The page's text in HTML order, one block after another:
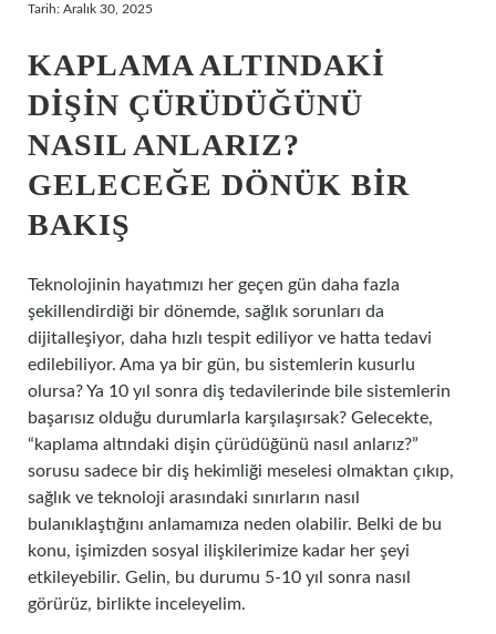
Tarih: Aralık 30, 2025
KAPLAMA ALTINDAKI
DIŞIN ÇÜRÜDÜĞÜNÜ
NASIL ANLARIZ?
GELECEĞE DÖNÜK BIR
BAKIŞ
Teknolojinin hayatımızı her geçen gün daha fazla
şekillendirdiği bir dönemde, sağlık sorunları da
dijitalleşiyor, daha hızlı tespit ediliyor ve hatta tedavi
edilebiliyor. Ama ya bir gün, bu sistemlerin kusurlu
olursa? Ya 10 yıl sonra diş tedavilerinde bile sistemlerin
başarısız olduğu durumlarla karşılaşırsak? Gelecekte,
“kaplama altındaki dişin çürüdüğünü nasıl anlarız?”
sorusu sadece bir diş hekimliği meselesi olmaktan çıkıp,
sağlık ve teknoloji arasındaki sınırların nasıl
bulanıklaştığını anlamamıza neden olabilir. Belki de bu
konu, işimizden sosyal ilişkilerimize kadar her şeyi
etkileyebilir. Gelin, bu durumu 5-10 yıl sonra nasıl
görürüz, birlikte inceleyelim.